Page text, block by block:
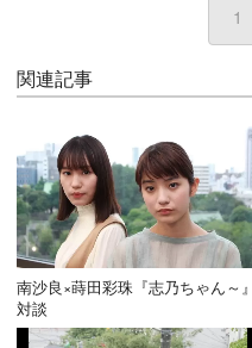
1
関連記事
南沙良×蒔田彩珠『志乃ちゃん～』
対談